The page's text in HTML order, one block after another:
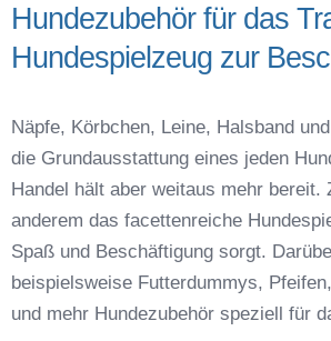
Hundezubehör für das
Hundespielzeug zur
Näpfe, Körbchen, Leine, Halsband
die Grundausstattung eines jeden
Handel hält aber weitaus mehr bereit.
anderem das facettenreiche
Spaß und Beschäftigung sorgt.
beispielsweise Futterdummys,
und mehr Hundezubehör speziell für